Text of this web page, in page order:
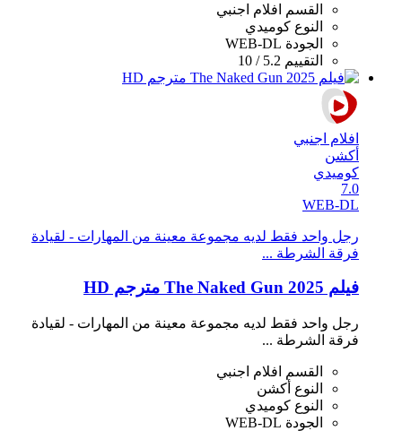
القسم
افلام اجنبي
النوع كوميدي
الجودة WEB-DL
التقييم 5.2 / 10
افلام اجنبي
أكشن
كوميدي
7.0
WEB-DL
رجل واحد فقط لديه مجموعة معينة من المهارات - لقيادة
فرقة الشرطة ...
فيلم The Naked Gun 2025 مترجم HD
رجل واحد فقط لديه مجموعة معينة من المهارات - لقيادة
فرقة الشرطة ...
القسم
افلام اجنبي
النوع أكشن
النوع كوميدي
الجودة WEB-DL